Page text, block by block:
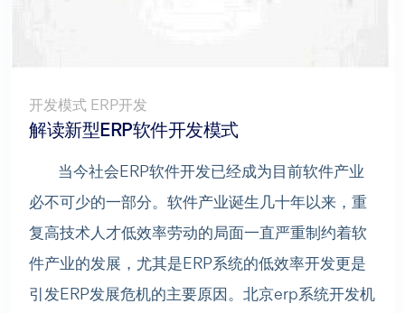
开发模式 ERP开发
解读新型ERP软件开发模式
当今社会ERP软件开发已经成为目前软件产业
必不可少的一部分。软件产业诞生几十年以来，重
复高技术人才低效率劳动的局面一直严重制约着软
件产业的发展，尤其是ERP系统的低效率开发更是
引发ERP发展危机的主要原因。北京erp系统开发机